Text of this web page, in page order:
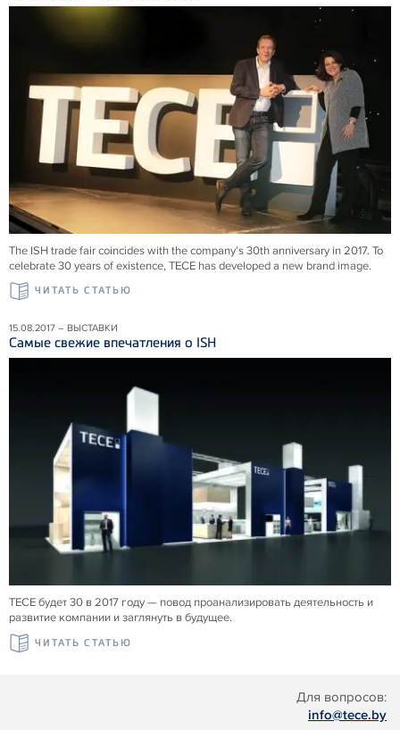
Для вопросов:
info@tece.by
The ISH trade fair coincides with the company’s 30th anniversary in 2017. To
celebrate 30 years of existence, TECE has developed a new brand image.
ЧИТАТЬ СТАТЬЮ
15.08.2017 – ВЫСТАВКИ
Самые свежие впечатления о ISH
TECE будет 30 в 2017 году — повод проанализировать деятельность и
развитие компании и заглянуть в будущее.
ЧИТАТЬ СТАТЬЮ